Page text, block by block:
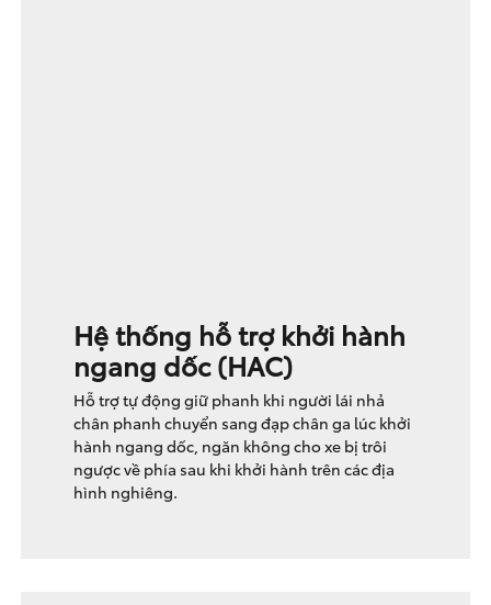
Hệ thống hỗ trợ khởi hành
ngang dốc (HAC)
Hỗ trợ tự động giữ phanh khi người lái nhả
chân phanh chuyển sang đạp chân ga lúc khởi
hành ngang dốc, ngăn không cho xe bị trôi
ngược về phía sau khi khởi hành trên các địa
hình nghiêng.